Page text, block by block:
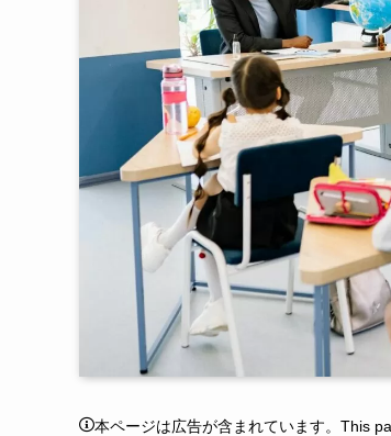
本ページは広告が含まれています。This